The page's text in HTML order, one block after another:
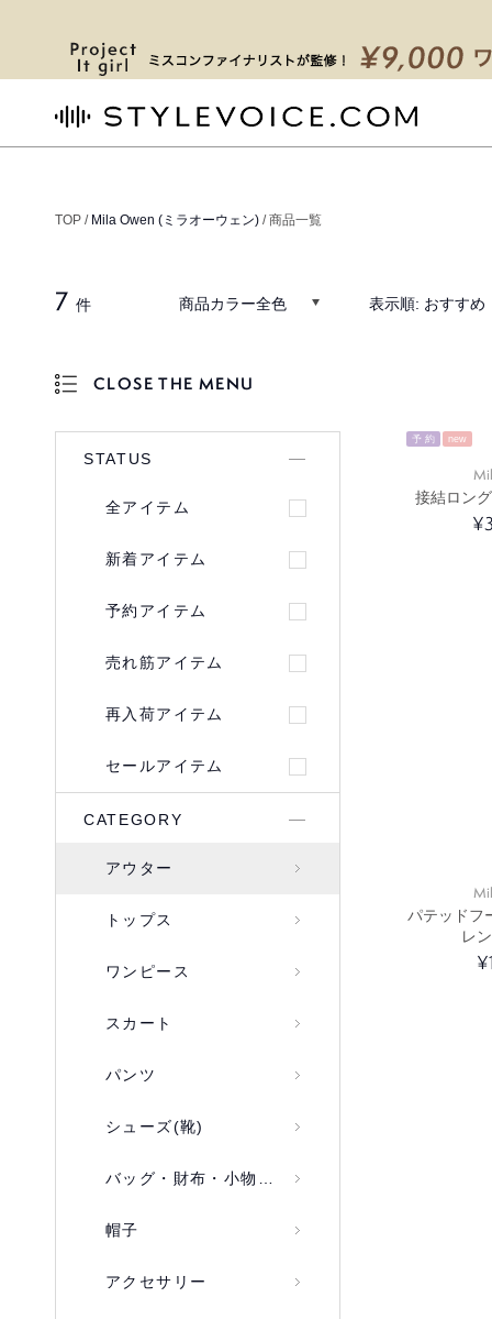
TOP / Mila Owen (ミラオーウェン) / 商品一覧
7 件 商品カラー全色 表示順: おすすめ
CLOSE THE MENU
STATUS
全アイテム
新着アイテム
予約アイテム
売れ筋アイテム
再入荷アイテム
セールアイテム
CATEGORY
アウター
トップス
ワンピース
スカート
パンツ
シューズ(靴)
バッグ・財布・小物入れ
帽子
アクセサリー
予 約 new
接結ロン
パテッドフ
レ